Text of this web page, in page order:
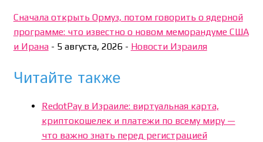
Сначала открыть Ормуз, потом говорить о ядерной
программе: что известно о новом меморандуме США
и Ирана- 5 августа, 2026- Новости Израиля
Читайте также
RedotPay в Израиле: виртуальная карта,
криптокошелек и платежи по всему миру —
что важно знать перед регистрацией